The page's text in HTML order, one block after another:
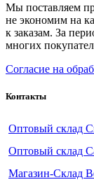
Мы поставляем
не экономим на
к заказам. За
многих
Согласие на
Контакты
Оптовый склад
Оптовый склад
Магазин-Склад